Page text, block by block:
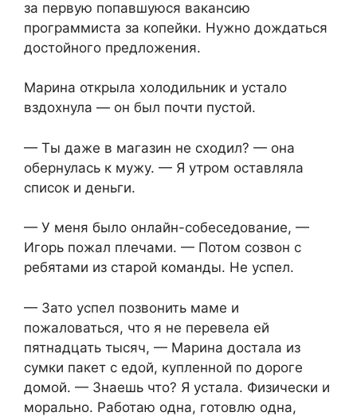
за первую попавшуюся вакансию
программиста за копейки. Нужно дождаться
достойного предложения.
Марина открыла холодильник и устало
вздохнула — он был почти пустой.
— Ты даже в магазин не сходил? — она
обернулась к мужу. — Я утром оставляла
список и деньги.
— У меня было онлайн-собеседование, —
Игорь пожал плечами. — Потом созвон с
ребятами из старой команды. Не успел.
— Зато успел позвонить маме и
пожаловаться, что я не перевела ей
пятнадцать тысяч, — Марина достала из
сумки пакет с едой, купленной по дороге
домой. — Знаешь что? Я устала. Физически и
морально. Работаю одна, готовлю одна,